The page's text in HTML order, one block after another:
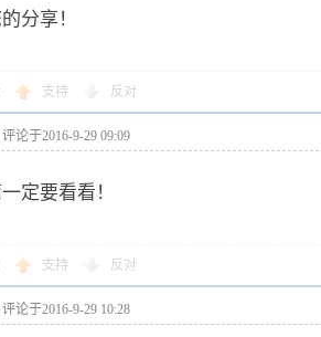
分享！
支持 反对
评论于2016-9-29 09:09
定要看看！
支持 反对
评论于2016-9-29 10:28